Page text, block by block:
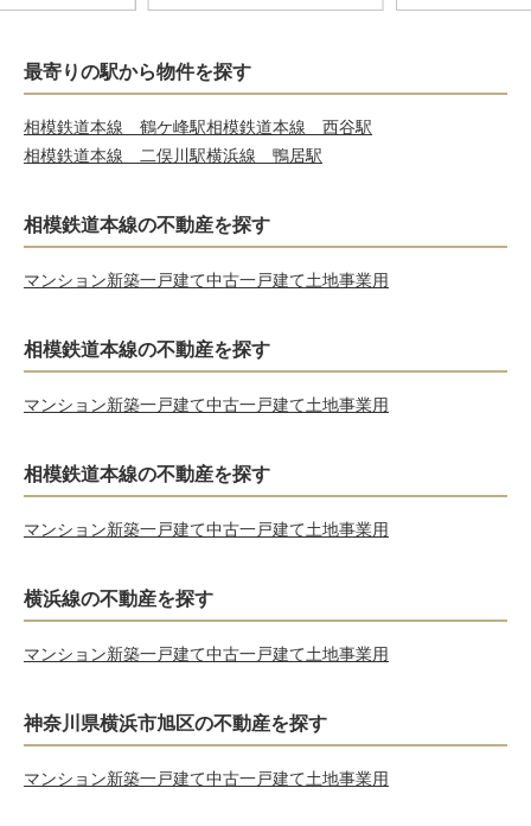
最寄りの駅から物件を探す
相模鉄道本線 鶴ケ峰駅相模鉄道本線 西谷駅
相模鉄道本線 二俣川駅横浜線 鴨居駅
相模鉄道本線の不動産を探す
マンション新築一戸建て中古一戸建て土地事業用
相模鉄道本線の不動産を探す
マンション新築一戸建て中古一戸建て土地事業用
相模鉄道本線の不動産を探す
マンション新築一戸建て中古一戸建て土地事業用
横浜線の不動産を探す
マンション新築一戸建て中古一戸建て土地事業用
神奈川県横浜市旭区の不動産を探す
マンション新築一戸建て中古一戸建て土地事業用